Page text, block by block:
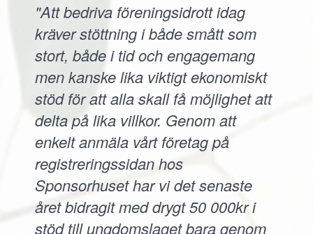
"Att bedriva föreningsidrott idag
kräver stöttning i både smått som
stort, både i tid och engagemang
men kanske lika viktigt ekonomiskt
stöd för att alla skall få möjlighet att
delta på lika villkor. Genom att
enkelt anmäla vårt företag på
registreringssidan hos
Sponsorhuset har vi det senaste
året bidragit med drygt 50 000kr i
stöd till ungdomslaget bara genom